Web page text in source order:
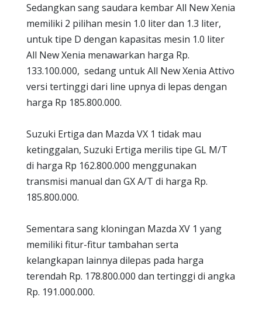
Sedangkan sang saudara kembar All New Xenia
memiliki 2 pilihan mesin 1.0 liter dan 1.3 liter,
untuk tipe D dengan kapasitas mesin 1.0 liter
All New Xenia menawarkan harga Rp.
133.100.000, sedang untuk All New Xenia Attivo
versi tertinggi dari line upnya di lepas dengan
harga Rp 185.800.000.
Suzuki Ertiga dan Mazda VX 1 tidak mau
ketinggalan, Suzuki Ertiga merilis tipe GL M/T
di harga Rp 162.800.000 menggunakan
transmisi manual dan GX A/T di harga Rp.
185.800.000.
Sementara sang kloningan Mazda XV 1 yang
memiliki fitur-fitur tambahan serta
kelangkapan lainnya dilepas pada harga
terendah Rp. 178.800.000 dan tertinggi di angka
Rp. 191.000.000.